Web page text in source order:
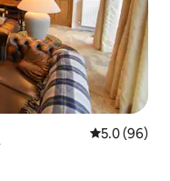
คะแนนเฉลี่ย
5.0 (96)